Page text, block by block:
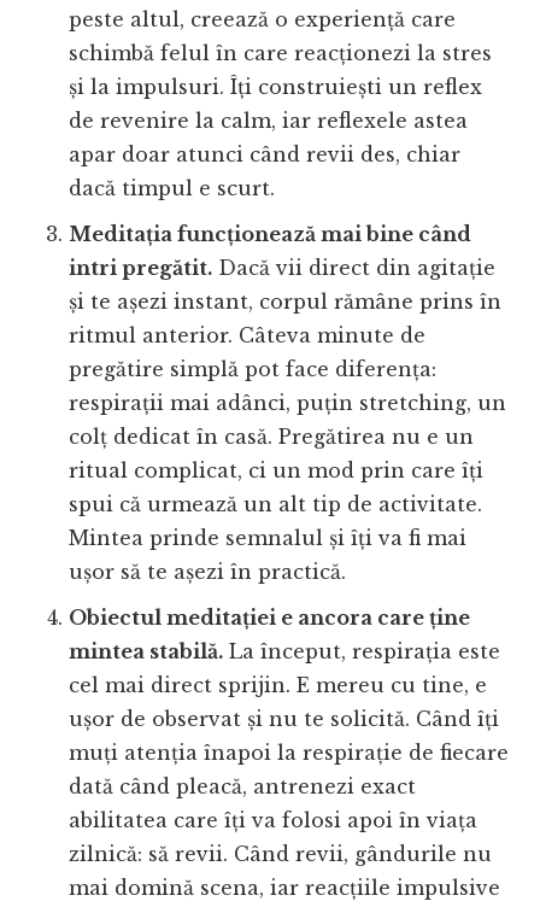
peste altul, creează o experiență care
schimbă felul în care reacționezi la stres
și la impulsuri. Îți construiești un reflex
de revenire la calm, iar reflexele astea
apar doar atunci când revii des, chiar
dacă timpul e scurt.
Meditația funcționează mai bine când
intri pregătit. Dacă vii direct din agitație
și te așezi instant, corpul rămâne prins în
ritmul anterior. Câteva minute de
pregătire simplă pot face diferența:
respirații mai adânci, puțin stretching, un
colț dedicat în casă. Pregătirea nu e un
ritual complicat, ci un mod prin care îți
spui că urmează un alt tip de activitate.
Mintea prinde semnalul și îți va fi mai
ușor să te așezi în practică.
Obiectul meditației e ancora care ține
mintea stabilă. La început, respirația este
cel mai direct sprijin. E mereu cu tine, e
ușor de observat și nu te solicită. Când îți
muți atenția înapoi la respirație de fiecare
dată când pleacă, antrenezi exact
abilitatea care îți va folosi apoi în viața
zilnică: să revii. Când revii, gândurile nu
mai domină scena, iar reacțiile impulsive